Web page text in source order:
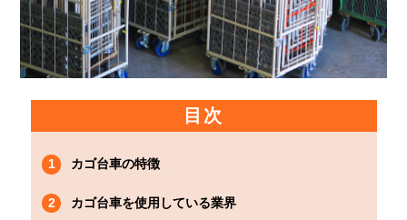
目次
1 カゴ台車の特徴
2
カゴ台車を使用している業界